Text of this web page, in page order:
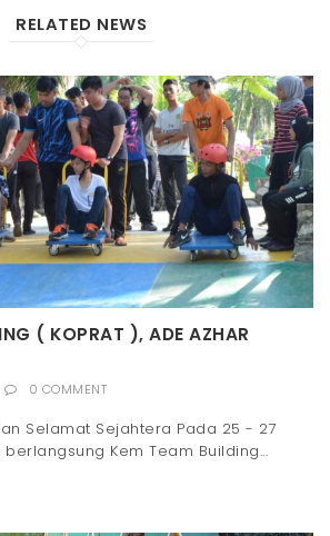
RELATED NEWS
( KOPRAT ), ADE AZHAR
0 COMMENT
Selamat Sejahtera Pada 25 - 27
Kem Team Building...